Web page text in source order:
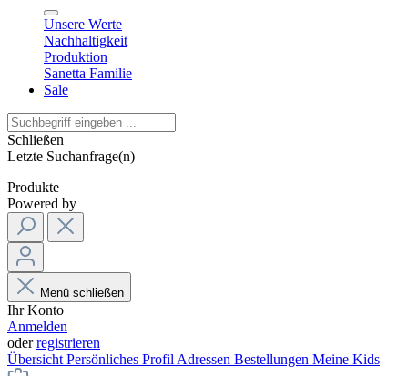
Unsere Werte
Nachhaltigkeit
Produktion
Sanetta Familie
Sale
Schließen
Letzte Suchanfrage(n)
Produkte
Powered by
Menü schließen
Ihr Konto
Anmelden
oderregistrieren
Übersicht Persönliches Profil Adressen Bestellungen Meine Kids